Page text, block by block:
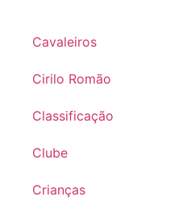
Cavaleiros
Cirilo Romão
Classificação
Clube
Crianças